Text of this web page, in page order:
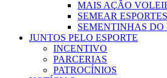
MAIS AÇÃO
SEMEAR ESPORTES
SEMENTINHAS DO
JUNTOS PELO ESPORTE
INCENTIVO
PARCERIAS
PATROCÍNIOS